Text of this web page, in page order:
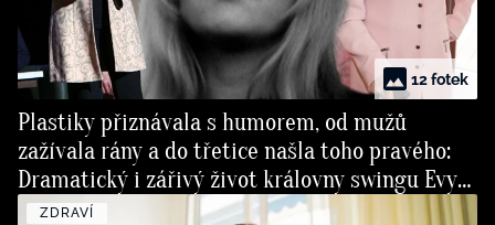
12 fotek
Plastiky přiznávala s humorem, od mužů
zažívala rány a do třetice našla toho pravého:
Dramatický i zářivý život královny swingu Evy
Pilarové
ZDRAVÍ